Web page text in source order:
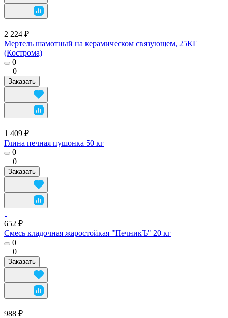
2 224 ₽
Мертель шамотный на керамическом связующем, 25КГ
(Кострома)
0
0
Заказать
1 409 ₽
Глина печная пушонка 50 кг
0
0
Заказать
652 ₽
Смесь кладочная жаростойкая "ПечникЪ" 20 кг
0
0
Заказать
988 ₽